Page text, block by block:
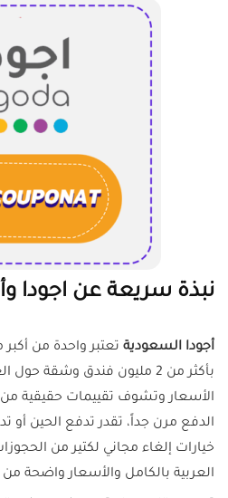
نبذة سريعة عن اجودا
أجودا السعودية تعتبر واحدة من
بأكثر من 2 مليون فندق وشقة
الأسعار وتشوف تقييمات حقيقية
الدفع مرن جداً، تقدر تدفع الحين
خيارات إلغاء مجاني لكتير من
العربية بالكامل والأسعار واضحة